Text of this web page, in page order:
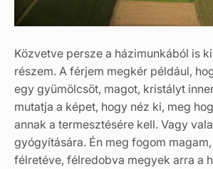
Közvetve persze a házimunkából is
részem. A férjem megkér például,
egy gyümölcsöt, magot, kristályt
mutatja a képet, hogy néz ki, meg
annak a termesztésére kell. Vagy
gyógyítására. Én meg fogom
félretéve, félredobva megyek arra a